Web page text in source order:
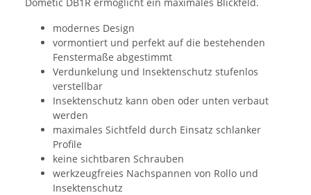
modernes Design
vormontiert und perfekt auf die bestehenden
Fenstermaße abgestimmt
Verdunkelung und Insektenschutz stufenlos
verstellbar
Insektenschutz kann oben oder unten verbaut
werden
maximales Sichtfeld durch Einsatz schlanker
Profile
keine sichtbaren Schrauben
werkzeugfreies Nachspannen von Rollo und
Insektenschutz